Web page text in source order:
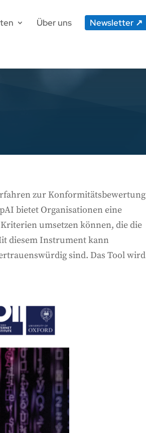
Über uns Newsletter
zur Konformitätsbewertung
bietet Organisationen eine
umsetzen können, die die
diesem Instrument kann
sind. Das Tool wird